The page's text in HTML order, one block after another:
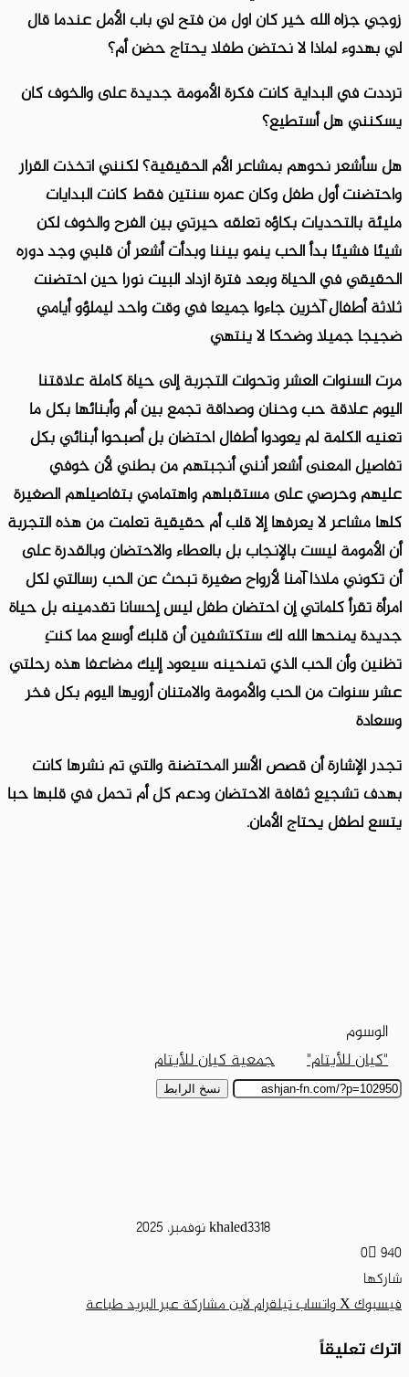
زوجي جزاه الله خير كان اول من فتح لي باب الأمل عندما قال
لي بهدوء لماذا لا نحتضن طفلا يحتاج حضن أم؟
ترددت في البداية كانت فكرة الأمومة جديدة على والخوف كان
يسكنني هل أستطيع؟
هل سأشعر نحوهم بمشاعر الأم الحقيقية؟ لكنني اتخذت القرار
واحتضنت أول طفل وكان عمره سنتين فقط كانت البدايات
مليئة بالتحديات بكاؤه تعلقه حيرتي بين الفرح والخوف لكن
شيئا فشيئا بدأ الحب ينمو بيننا وبدأت أشعر أن قلبي وجد دوره
الحقيقي في الحياة وبعد فترة ازداد البيت نورا حين احتضنت
ثلاثة أطفال آخرين جاءوا جميعا في وقت واحد ليملؤو أيامي
ضجيجا جميلا وضحكا لا ينتهي
مرت السنوات العشر وتحولت التجربة إلى حياة كاملة علاقتنا
اليوم علاقة حب وحنان وصداقة تجمع بين أم وأبنائها بكل ما
تعنيه الكلمة لم يعودوا أطفال احتضان بل أصبحوا أبنائي بكل
تفاصيل المعنى أشعر أنني أنجبتهم من بطني لأن خوفي
عليهم وحرصي على مستقبلهم واهتمامي بتفاصيلهم الصغيرة
كلها مشاعر لا يعرفها إلا قلب أم حقيقية تعلمت من هذه التجربة
أن الأمومة ليست بالإنجاب بل بالعطاء والاحتضان وبالقدرة على
أن تكوني ملاذا آمنا لأرواح صغيرة تبحث عن الحب رسالتي لكل
امرأة تقرأ كلماتي إن احتضان طفل ليس إحسانا تقدمينه بل حياة
جديدة يمنحها الله لك ستكتشفين أن قلبك أوسع مما كنتِ
تظنين وأن الحب الذي تمنحينه سيعود إليك مضاعفا هذه رحلتي
عشر سنوات من الحب والأمومة والامتنان أرويها اليوم بكل فخر
وسعادة
تجدر الإشارة أن قصص الأسر المحتضنة والتي تم نشرها كانت
بهدف تشجيع ثقافة الاحتضان ودعم كل أم تحمل في قلبها حبا
يتسع لطفل يحتاج الأمان.
الوسوم
"كيان للأيتام"
جمعية كيان للأيتام
نسخ الرابط
khaled3318 نوفمبر، 2025
0 940
شاركها
فيسبوك‫Xواتسابتيلقراملاينمشاركة عبر البريدطباعة
اترك تعليقاً